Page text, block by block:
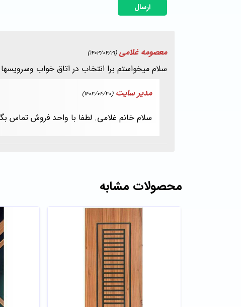
ارسال
معصومه غلامی (1403/04/21)
سلام میخواستم برا انتخاب در اتاق خواب
مدیر سایت (1403/04/30)
سلام خانم غلامی. لطفا با واحد فروش تماس
محصولات مشابه